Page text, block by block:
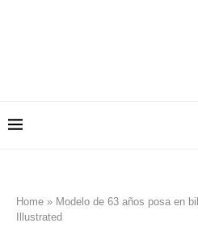
Home » Modelo de 63 años posa en
Illustrated